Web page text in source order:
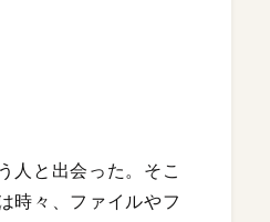
人と出会った。そこ
時々、ファイルやフ